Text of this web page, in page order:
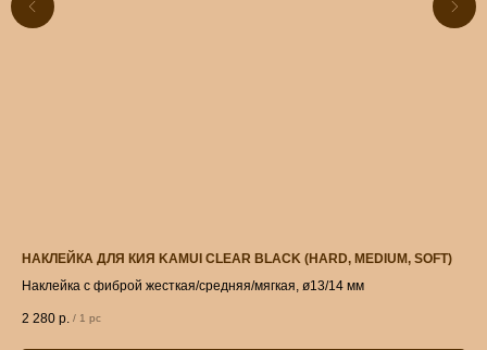
НАКЛЕЙКА ДЛЯ КИЯ KAMUI CLEAR BLACK (HARD, MEDIUM, SOFT)
Наклейка с фиброй жесткая/средняя/мягкая, ø13/14 мм
2 280 р. / 1 pc